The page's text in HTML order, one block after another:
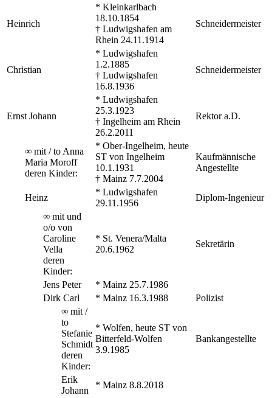
Heinrich
* Kleinkarlbach
18.10.1854
† Ludwigshafen am
Rhein 24.11.1914
Schneidermeister
Christian
* Ludwigshafen
1.2.1885
† Ludwigshafen
16.8.1936
Schneidermeister
Ernst Johann
* Ludwigshafen
25.3.1923
† Ingelheim am Rhein
26.2.2011
Rektor a.D.
∞ mit / to Anna
Maria Moroff
deren Kinder:
* Ober-Ingelheim, heute
ST von Ingelheim
10.1.1931
† Mainz 7.7.2004
Kaufmännische
Angestellte
Heinz
* Ludwigshafen
29.11.1956
Diplom-Ingenieur
∞ mit und
o/o von
Caroline
Vella
deren
Kinder:
* St. Venera/Malta
20.6.1962
Sekretärin
Jens Peter
* Mainz 25.7.1986
Dirk Carl
* Mainz 16.3.1988
Polizist
∞ mit /
to
Stefanie
Schmidt
deren
Kinder:
* Wolfen, heute ST von
Bitterfeld-Wolfen
3.9.1985
Bankangestellte
Erik
Johann
* Mainz 8.8.2018